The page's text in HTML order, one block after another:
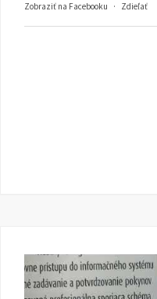
Zobraziť na Facebooku · Zdieľať